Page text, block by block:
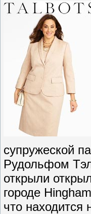
супружеской
Рудольфом
открыли
городе
что находится